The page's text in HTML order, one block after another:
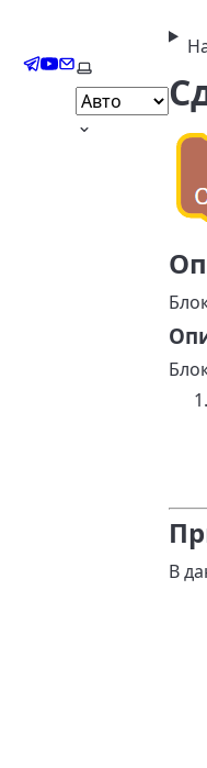
Telegram
YouTube
EmailВыберите тему
В